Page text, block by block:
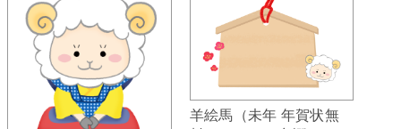
羊絵馬（未年 年賀状無